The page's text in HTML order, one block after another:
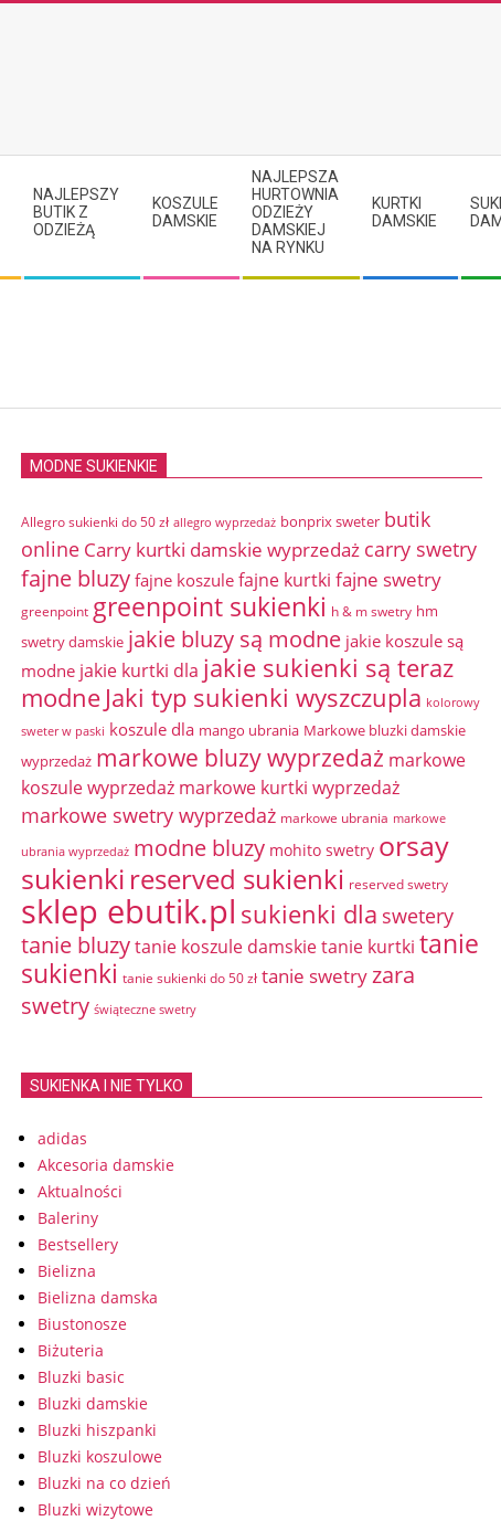
NAJLEPSZY
BUTIK Z
ODZIEŻĄ
KOSZULE
DAMSKIE
NAJLEPSZA
HURTOWNIA
ODZIEŻY
DAMSKIEJ
NA RYNKU
KURTKI
DAMSKIE
MODNE SUKIENKIE
Allegro sukienki do 50 zł allegro wyprzedaż bonprix sweter butik
online Carry kurtki damskie wyprzedaż carry swetry
fajne bluzy fajne koszule fajne kurtki fajne swetry
greenpoint greenpoint sukienki h & m swetry hm
swetry damskie jakie bluzy są modne jakie koszule są
modne jakie kurtki dla jakie sukienki są teraz
modneJaki typ sukienki wyszczupla kolorowy
sweter w paski koszule dla mango ubrania Markowe bluzki damskie
wyprzedaż markowe bluzy wyprzedaż markowe
koszule wyprzedaż markowe kurtki wyprzedaż
markowe swetry wyprzedaż markowe ubrania markowe
ubrania wyprzedaż modne bluzy mohito swetry orsay
sukienki reserved sukienki reserved swetry
sklep ebutik.pl sukienki dla swetery
tanie bluzytanie koszule damskietanie kurtki tanie
sukienki tanie sukienki do 50 zł tanie swetryzara
swetry świąteczne swetry
SUKIENKA I NIE TYLKO
adidas
Akcesoria damskie
Aktualności
Baleriny
Bestsellery
Bielizna
Bielizna damska
Biustonosze
Biżuteria
Bluzki basic
Bluzki damskie
Bluzki hiszpanki
Bluzki koszulowe
Bluzki na co dzień
Bluzki wizytowe